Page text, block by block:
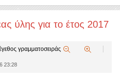
ύλης για το έτος 2017
γραμματοσειράς
23:28